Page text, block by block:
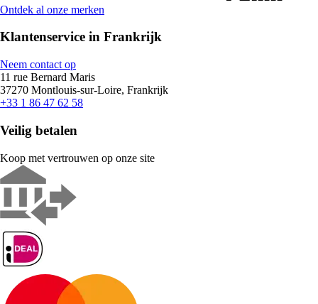
Ontdek al onze merken
Klantenservice in Frankrijk
Neem contact op
11 rue Bernard Maris
37270 Montlouis-sur-Loire, Frankrijk
+33 1 86 47 62 58
Veilig betalen
Koop met vertrouwen op onze site